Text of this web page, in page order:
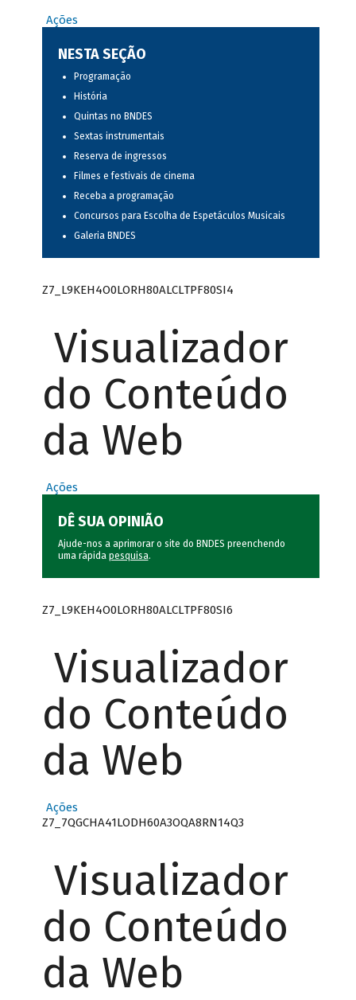
Ações
NESTA SEÇÃO
Programação
História
Quintas no BNDES
Sextas instrumentais
Reserva de ingressos
Filmes e festivais de cinema
Receba a programação
Concursos para Escolha de Espetáculos Musicais
Galeria BNDES
Z7_L9KEH4O0LORH80ALCLTPF80SI4
Visualizador
do Conteúdo
da Web
Ações
DÊ SUA OPINIÃO
Ajude-nos a aprimorar o site do BNDES preenchendo
uma rápida pesquisa.
Z7_L9KEH4O0LORH80ALCLTPF80SI6
Visualizador
do Conteúdo
da Web
Ações
Z7_7QGCHA41LODH60A3OQA8RN14Q3
Visualizador
do Conteúdo
da Web